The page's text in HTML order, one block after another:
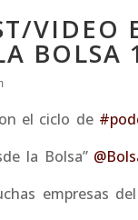
VIDEO
el ciclo de
la Bolsa”
empresas